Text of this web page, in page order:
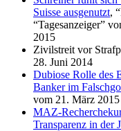
Suisse ausgenutzt,
“Tagesanzeiger”
2015
Zivilstreit vor
28. Juni 2014
Dubiose Rolle des
Banker im
vom 21. März 2015
MAZ-
Transparenz in der